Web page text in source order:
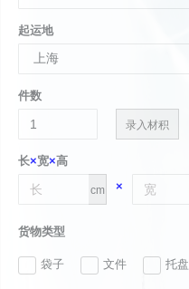
起运地
件数
录入材积
长×宽×高
cm ×
货物类型
袋子 文件 托盘